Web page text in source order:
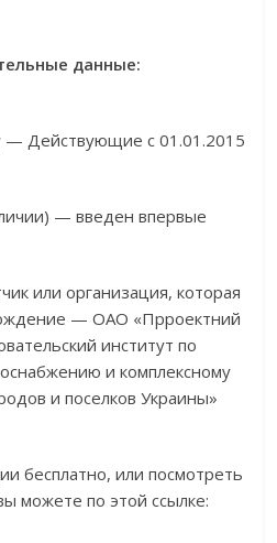
данные:
— Действующие с 01.01.2015
— введен впервые
или организация, которая
— ОАО «Прроектний
институт по
и комплексному
и поселков Украины»
бесплатно, или посмотреть
можете по этой ссылке: